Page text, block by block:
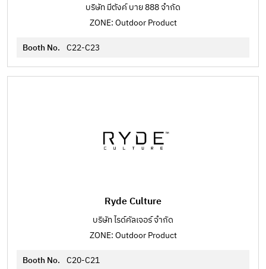
บริษัท มีตังค์ บาย 888 จำกัด
ZONE: Outdoor Product
Booth No. C22-C23
Ryde Culture
บริษัท ไรด์คัลเจอร์ จำกัด
ZONE: Outdoor Product
Booth No. C20-C21